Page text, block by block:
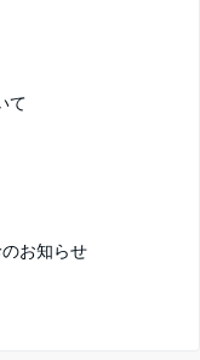
て
お知らせ